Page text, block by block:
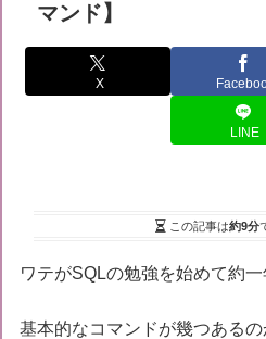
マンド】
X
LINE
この記事は約9分
ワテがSQLの勉強を始めて約一
基本的なコマンドが幾つある